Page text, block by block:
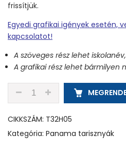
frissítjük.
Egyedi grafikai igények esetén,
kapcsolatot!
A szöveges rész lehet
A grafikai rész lehet bármilyen
T32H05 - TENGERKÉK -
CIKKSZÁM: T32H05
Kategória: Panama tarisznyák